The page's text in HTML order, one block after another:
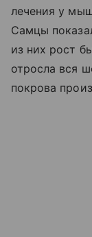
лечения у
Самцы
из них рост
отросла вся
покрова